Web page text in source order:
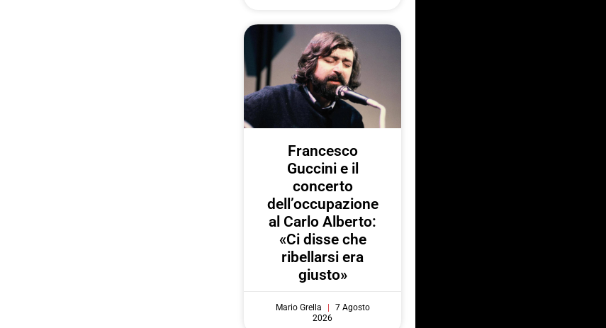
Francesco
Guccini e il
concerto
dell’occupazione
al Carlo Alberto:
«Ci disse che
ribellarsi era
giusto»
Mario Grella
7 Agosto
2026